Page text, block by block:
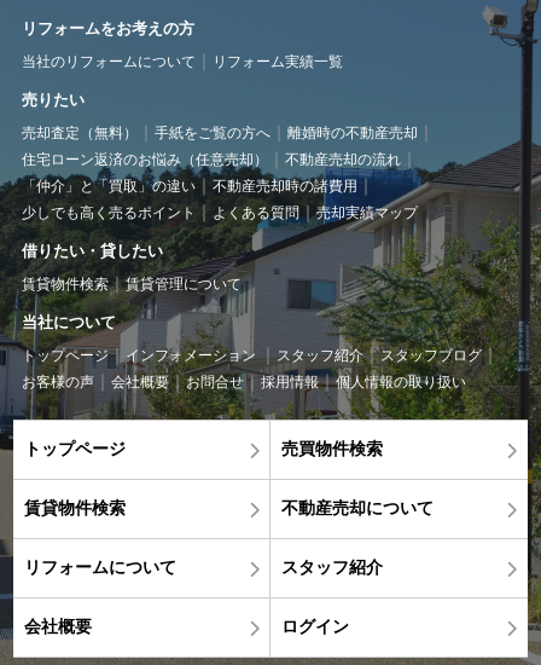
リフォームをお考えの方
当社のリフォームについて リフォーム実績一覧
売りたい
売却査定（無料） 手紙をご覧の方へ
離婚時の不動産売却
住宅ローン返済のお悩み（任意売却）
不動産売却の流れ
「仲介」と「買取」の違い
不動産売却時の諸費用
少しでも高く売るポイント
よくある質問 売却実績マップ
借りたい・貸したい
賃貸物件検索 賃貸管理について
当社について
トップページ インフォメーション スタッフ紹介
スタッフブログ
お客様の声
会社概要 お問合せ 採用情報 個人情報の取り扱い
トップページ 売買物件検索
賃貸物件検索 不動産売却について
リフォームについて スタッフ紹介
会社概要 ログイン